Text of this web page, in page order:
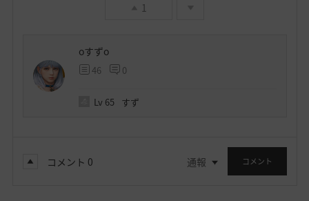
1
oすずo
46 0
Lv 65 すず
コメント 0 通報 コメント